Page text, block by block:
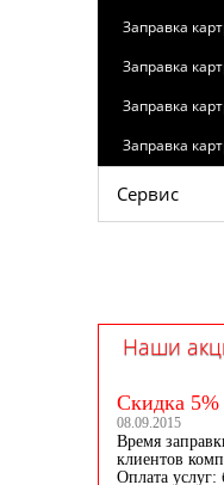
Заправка
Заправка
Заправка
Заправка
Сервис
Наши
Скидка 5%
08.09.2015
Время
клиентов
Оплата услуг: